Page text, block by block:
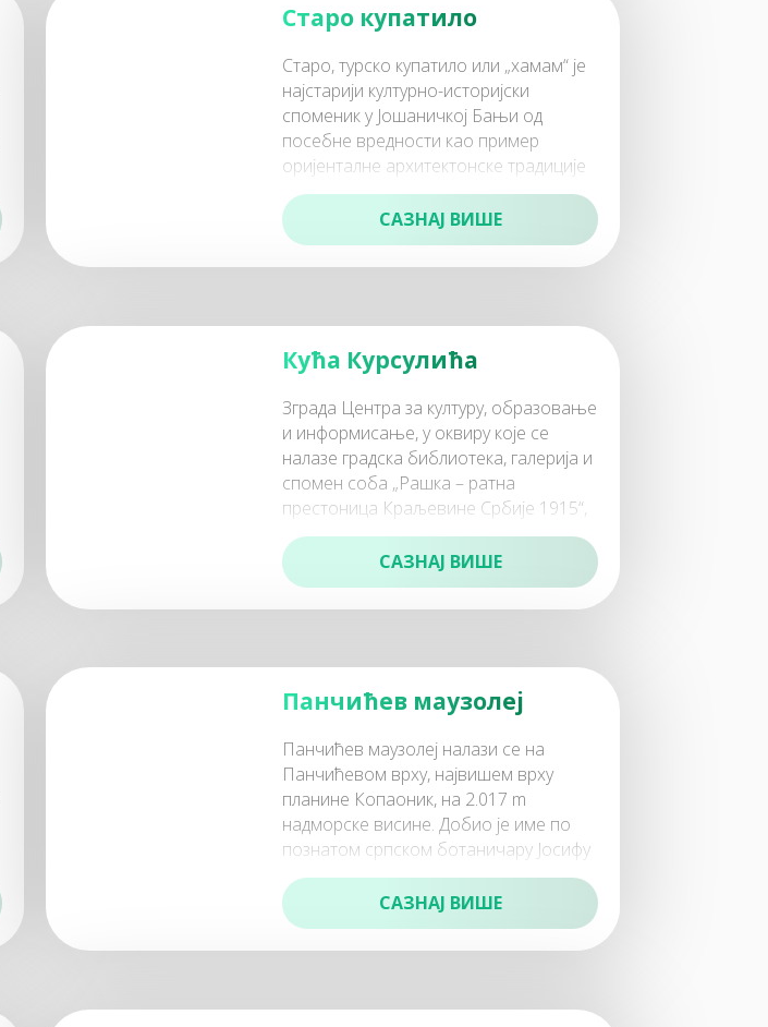
Старо купатило
Старо, турско купатило или „хамам“ је
најстарији културно-историјски
споменик у Јошаничкој Бањи од
посебне вредности као пример
оријенталне архитектонске традиције
чија је оригинал
САЗНАЈ ВИШЕ
Кућа Курсулића
Зграда Центра за културу, образовање
и информисање, у оквиру које се
налазе градска библиотека, галерија и
спомен соба „Рашка – ратна
престоница Краљевине Србије 1915“,
позната као
САЗНАЈ ВИШЕ
Панчићев маузолеј
Панчићев маузолеј налази се на
Панчићевом врху, највишем врху
планине Копаоник, на 2.017 m
надморске висине. Добио је име по
познатом српском ботаничару Јосифу
Панчићу. Панчићев ма
САЗНАЈ ВИШЕ